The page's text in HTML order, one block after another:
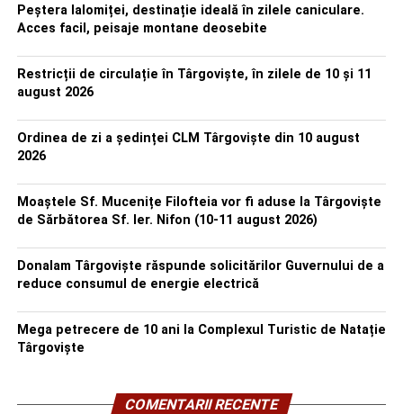
Peștera Ialomiței, destinație ideală în zilele caniculare.
Acces facil, peisaje montane deosebite
Restricții de circulație în Târgoviște, în zilele de 10 și 11
august 2026
Ordinea de zi a ședinței CLM Târgoviște din 10 august
2026
Moaștele Sf. Mucenițe Filofteia vor fi aduse la Târgoviște
de Sărbătorea Sf. Ier. Nifon (10-11 august 2026)
Donalam Târgoviște răspunde solicitărilor Guvernului de a
reduce consumul de energie electrică
Mega petrecere de 10 ani la Complexul Turistic de Natație
Târgoviște
COMENTARII RECENTE